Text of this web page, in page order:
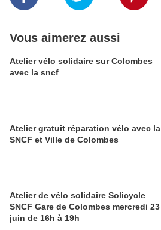
Vous aimerez aussi
Atelier vélo solidaire sur Colombes
avec la sncf
Atelier gratuit réparation vélo avec la
SNCF et Ville de Colombes
Atelier de vélo solidaire Solicycle
SNCF Gare de Colombes mercredi 23
juin de 16h à 19h